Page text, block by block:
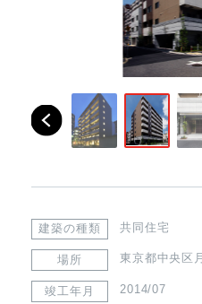
建築の種類 共同住宅
場所 東京都中央区
竣工年月 2014/07